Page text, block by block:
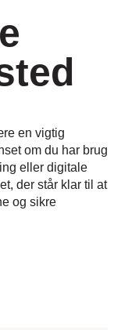
en vigtig
om du har brug
eller digitale
der står klar til at
og sikre